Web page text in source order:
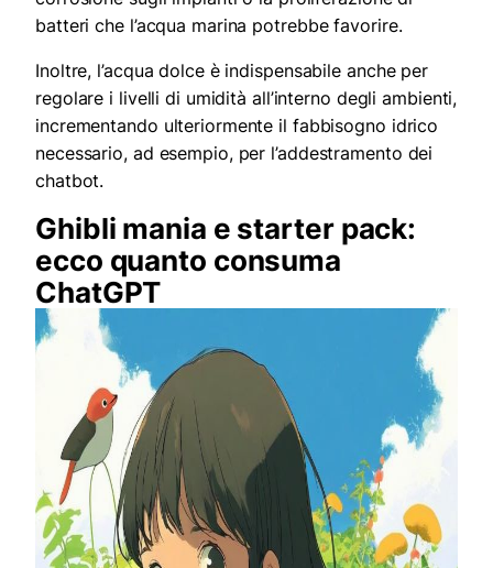
batteri che l’acqua marina potrebbe favorire.
Inoltre, l’acqua dolce è indispensabile anche per
regolare i livelli di umidità all’interno degli ambienti,
incrementando ulteriormente il fabbisogno idrico
necessario, ad esempio, per l’addestramento dei
chatbot.
Ghibli mania e starter pack:
ecco quanto consuma
ChatGPT